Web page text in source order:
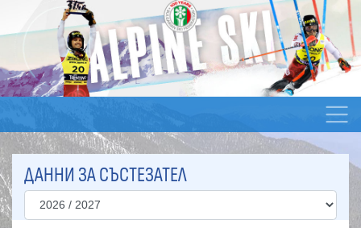
ДАННИ ЗА СЪСТЕЗАТЕЛ